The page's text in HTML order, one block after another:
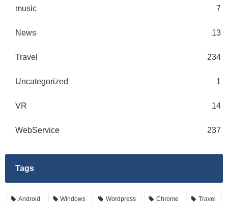
music 7
News 13
Travel 234
Uncategorized 1
VR 14
WebService 237
Tags
Android Windows Wordpress Chrome Travel